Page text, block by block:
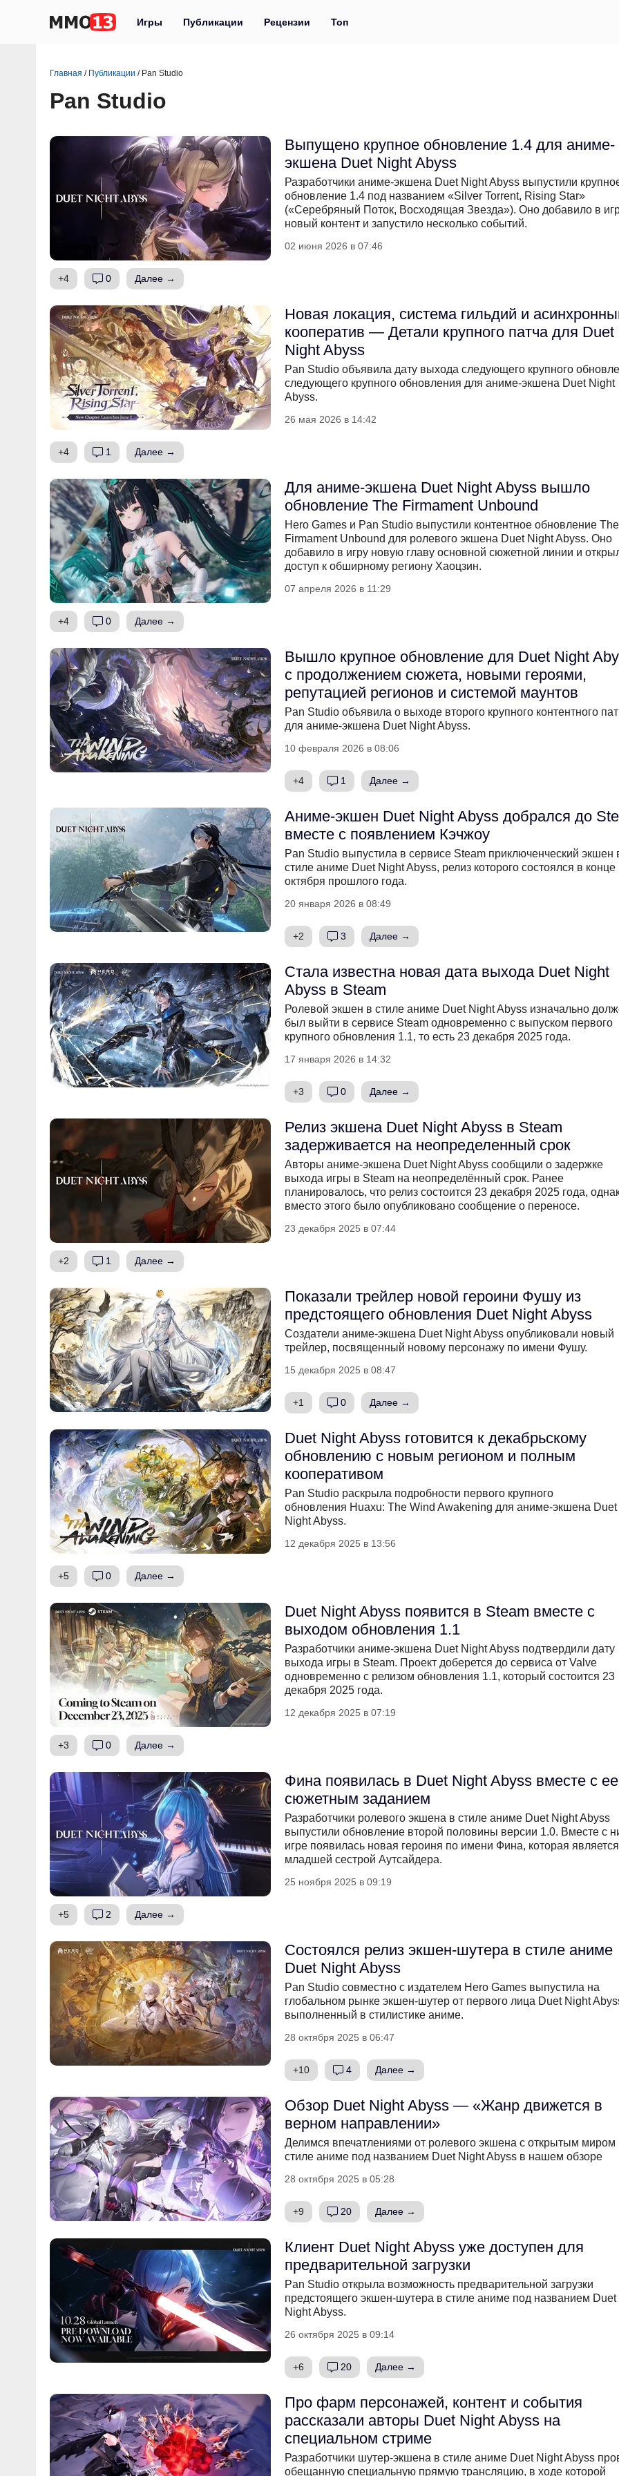
Игры Публикации Рецензии Топ
Главная / Публикации / Pan Studio
Pan Studio
Выпущено крупное обновление 1.4 для аниме-
экшена Duet Night Abyss
Разработчики аниме-экшена Duet Night Abyss выпустили
обновление 1.4 под названием «Silver Torrent, Rising Star»
(«Серебряный Поток, Восходящая Звезда»). Оно добавило в
новый контент и запустило несколько событий.
02 июня 2026 в 07:46
+4 0 Далее →
Новая локация, система гильдий и
кооператив — Детали крупного патча для Duet
Night Abyss
Pan Studio объявила дату выхода следующего крупного
следующего крупного обновления для аниме-экшена Duet Night
Abyss.
26 мая 2026 в 14:42
+4 1 Далее →
Для аниме-экшена Duet Night Abyss вышло
обновление The Firmament Unbound
Hero Games и Pan Studio выпустили контентное обновление The
Firmament Unbound для ролевого экшена Duet Night Abyss. Оно
добавило в игру новую главу основной сюжетной линии и
доступ к обширному региону Хаоцзин.
07 апреля 2026 в 11:29
+4 0 Далее →
Вышло крупное обновление для Duet Night
с продолжением сюжета, новыми героями,
репутацией регионов и системой маунтов
Pan Studio объявила о выходе второго крупного контентного
для аниме-экшена Duet Night Abyss.
10 февраля 2026 в 08:06
+4 1 Далее →
Аниме-экшен Duet Night Abyss добрался до
вместе с появлением Кэчжоу
Pan Studio выпустила в сервисе Steam приключенческий экшен
стиле аниме Duet Night Abyss, релиз которого состоялся в конце
октября прошлого года.
20 января 2026 в 08:49
+2 3 Далее →
Стала известна новая дата выхода Duet Night
Abyss в Steam
Ролевой экшен в стиле аниме Duet Night Abyss изначально
был выйти в сервисе Steam одновременно с выпуском первого
крупного обновления 1.1, то есть 23 декабря 2025 года.
17 января 2026 в 14:32
+3 0 Далее →
Релиз экшена Duet Night Abyss в Steam
задерживается на неопределенный срок
Авторы аниме-экшена Duet Night Abyss сообщили о задержке
выхода игры в Steam на неопределённый срок. Ранее
планировалось, что релиз состоится 23 декабря 2025 года,
вместо этого было опубликовано сообщение о переносе.
23 декабря 2025 в 07:44
+2 1 Далее →
Показали трейлер новой героини Фушу из
предстоящего обновления Duet Night Abyss
Создатели аниме-экшена Duet Night Abyss опубликовали новый
трейлер, посвященный новому персонажу по имени Фушу.
15 декабря 2025 в 08:47
+1 0 Далее →
Duet Night Abyss готовится к декабрьскому
обновлению с новым регионом и полным
кооперативом
Pan Studio раскрыла подробности первого крупного
обновления Huaxu: The Wind Awakening для аниме-экшена Duet
Night Abyss.
12 декабря 2025 в 13:56
+5 0 Далее →
Duet Night Abyss появится в Steam вместе с
выходом обновления 1.1
Разработчики аниме-экшена Duet Night Abyss подтвердили дату
выхода игры в Steam. Проект доберется до сервиса от Valve
одновременно с релизом обновления 1.1, который состоится 23
декабря 2025 года.
12 декабря 2025 в 07:19
+3 0 Далее →
Фина появилась в Duet Night Abyss вместе с ее
сюжетным заданием
Разработчики ролевого экшена в стиле аниме Duet Night Abyss
выпустили обновление второй половины версии 1.0. Вместе с
игре появилась новая героиня по имени Фина, которая является
младшей сестрой Аутсайдера.
25 ноября 2025 в 09:19
+5 2 Далее →
Состоялся релиз экшен-шутера в стиле аниме
Duet Night Abyss
Pan Studio совместно с издателем Hero Games выпустила на
глобальном рынке экшен-шутер от первого лица Duet Night
выполненный в стилистике аниме.
28 октября 2025 в 06:47
+10 4 Далее →
Обзор Duet Night Abyss — «Жанр движется в
верном направлении»
Делимся впечатлениями от ролевого экшена с открытым миром
стиле аниме под названием Duet Night Abyss в нашем обзоре
28 октября 2025 в 05:28
+9 20 Далее →
Клиент Duet Night Abyss уже доступен для
предварительной загрузки
Pan Studio открыла возможность предварительной загрузки
предстоящего экшен-шутера в стиле аниме под названием Duet
Night Abyss.
26 октября 2025 в 09:14
+6 20 Далее →
Про фарм персонажей, контент и события
рассказали авторы Duet Night Abyss на
специальном стриме
Разработчики шутер-экшена в стиле аниме Duet Night Abyss
обещанную специальную прямую трансляцию, в ходе которой